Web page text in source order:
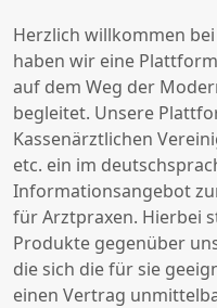
Herzlich willkommen
haben wir eine
auf dem Weg der
begleitet. Unsere
Kassenärztlichen
etc. ein im
Informationsangebot
für Arztpraxen. Hierbei
Produkte gegenüber
die sich die für sie
einen Vertrag